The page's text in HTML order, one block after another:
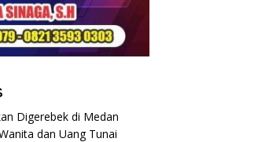
Digerebek di Medan
dan Uang Tunai